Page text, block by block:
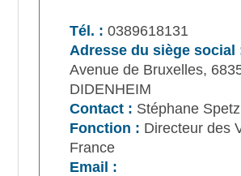
Tél. : 0389618131
Adresse du siège social
Avenue de Bruxelles,
DIDENHEIM
Contact : Stéphane Spetz
Fonction : Directeur des
France
Email :